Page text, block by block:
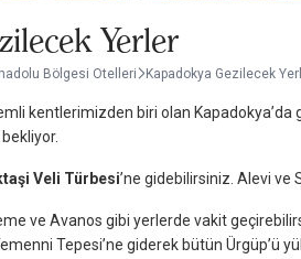
Yerler
Bölgesi Otelleri Kapadokya Gezilecek
kentlerimizden biri olan
Veli Türbesi’ne gidebilirsiniz. Alevi ve
ve Avanos gibi yerlerde vakit
Tepesi’ne giderek bütün Ürgüp’ü